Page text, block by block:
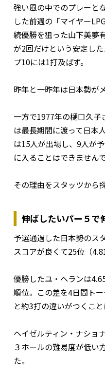
強い風の中でのプレーと
した前週の「マイヤー
続優勝を狙った山下美夢
が2回だけという安定し
プ10には1打及ばず。
昨年と一昨年は日本勢が
一方で1977年の樋口久子
は最長期間に渡って日本
は15人が出場し、9人が
に入ることはできません
その理由をスタッツから
伸ばしたいパー５で
予選通過した日本勢のス
スコアが良くて25位（
優勝したユ・ヘランは
順位。この差を4日間ト
と約3打の違いがつくこと
ヘイゼルティン・ナショ
３ホールの難易度が低い
た。